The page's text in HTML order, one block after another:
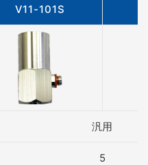
V11-101S
汎用
5